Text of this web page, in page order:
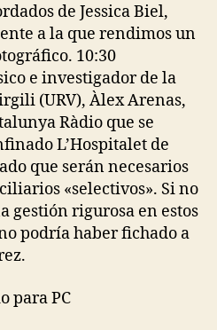
de Jessica Biel,
a la que rendimos un
10:30
e investigador de la
(URV), Àlex Arenas,
Ràdio que se
L’Hospitalet de
que serán necesarios
«selectivos». Si no
gestión rigurosa en estos
podría haber fichado a